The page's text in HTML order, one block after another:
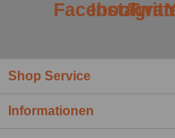
Shop Service
Informationen